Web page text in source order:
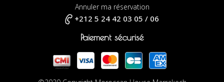
Annuler ma réservation
+212 5 24 42 03 05 / 06
Paiement sécurisé